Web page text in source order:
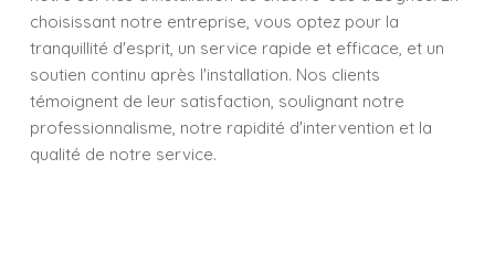
choisissant notre entreprise, vous optez pour la
tranquillité d'esprit, un service rapide et efficace, et un
soutien continu après l'installation. Nos clients
témoignent de leur satisfaction, soulignant notre
professionnalisme, notre rapidité d'intervention et la
qualité de notre service.